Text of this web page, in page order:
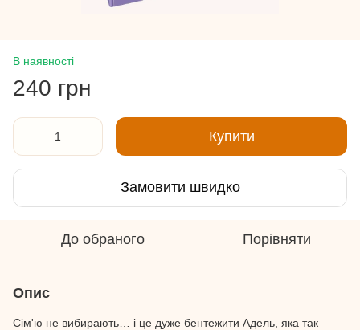
В наявності
240 грн
Купити
Замовити швидко
До обраного Порівняти
Опис
Сім'ю не вибирають… і це дуже бентежити Адель, яка так